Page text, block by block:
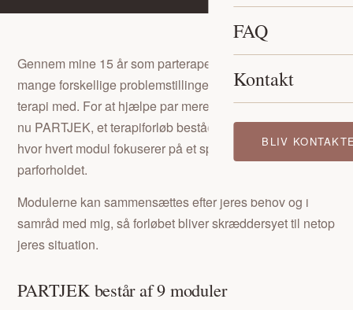
FAQ
Kontakt
BLIV
Gennem mine 15 år som parterapeut har jeg mødt
mange forskellige problemstillinger, som par kommer i
terapi med. For at hjælpe par mere målrettet tilbyder jeg
nu PARTJEK, et terapiforløb bestående af ni moduler,
hvor hvert modul fokuserer på et specifikt tema i
parforholdet.
Modulerne kan sammensættes efter jeres behov og i
samråd med mig, så forløbet bliver skræddersyet til netop
jeres situation.
PARTJEK består af 9 moduler